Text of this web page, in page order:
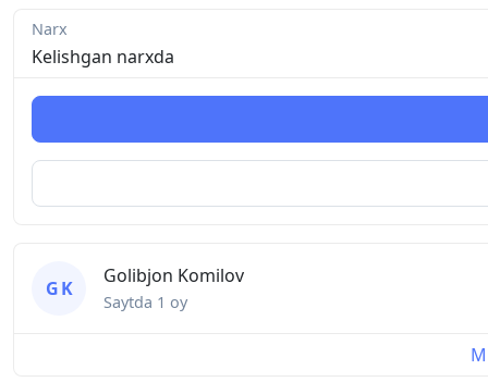
Narx
Kelishgan narxda
G K
Golibjon Komilov
Saytda 1 oy